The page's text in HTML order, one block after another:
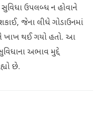
સુવિધા ઉપલબ્ધ ન હોવાને
જેના લીધે ગોડાઉનમાં
ખાખ થઈ ગયો હતો. આ
અભાવ મુદ્દે
છે.